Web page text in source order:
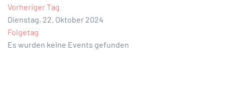
Vorheriger Tag
Dienstag, 22. Oktober 2024
Folgetag
Es wurden keine Events gefunden